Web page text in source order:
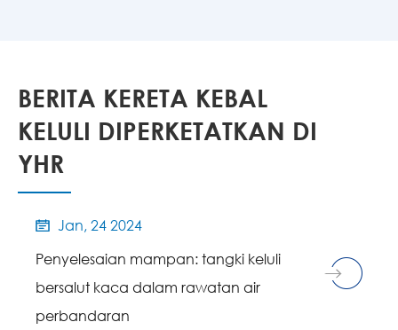
BERITA KERETA KEBAL
KELULI DIPERKETATKAN DI
YHR

Jan, 24 2024
Penyelesaian mampan: tangki keluli
bersalut kaca dalam rawatan air
perbandaran